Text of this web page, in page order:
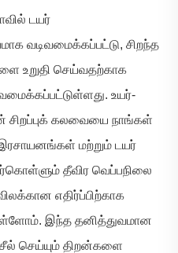
டயர்
வடிவமைக்கப்பட்டு, சிறந்த
உறுதி செய்வதற்காக
உயர்-
கலவையை நாங்கள்
இரசாயனங்கள் மற்றும் டயர்
தீவிர வெப்பநிலை
எதிர்ப்பிற்காக
இந்த தனித்துவமான
செய்யும் திறன்களை